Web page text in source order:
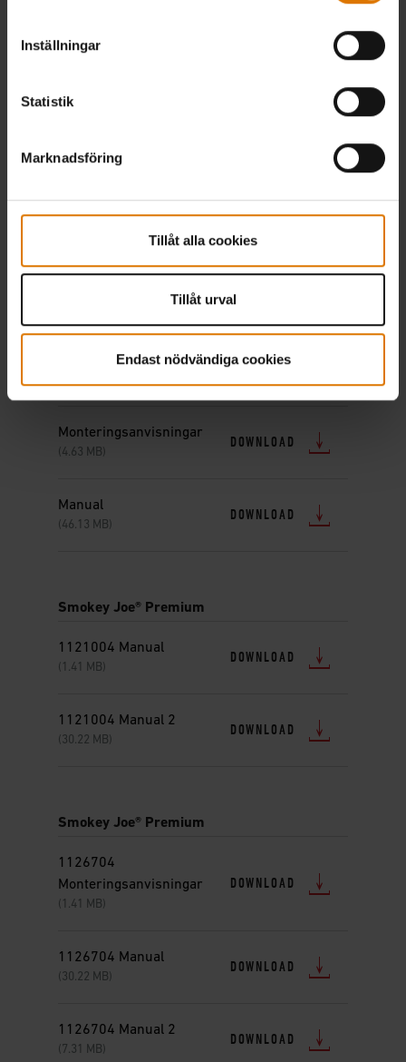
Inställningar
Statistik
Marknadsföring
Tillåt alla cookies
Tillåt urval
Endast nödvändiga cookies
(72.37 KB)
13601004 Manual
DOWNLOAD
Monteringsanvisningar
(4.63 MB)
DOWNLOAD
Manual
(46.13 MB)
DOWNLOAD
Smokey Joe® Premium
1121004 Manual
(1.41 MB)
DOWNLOAD
1121004 Manual 2
(30.22 MB)
DOWNLOAD
Smokey Joe® Premium
1126704
Monteringsanvisningar
(1.41 MB)
DOWNLOAD
1126704 Manual
(30.22 MB)
DOWNLOAD
1126704 Manual 2
(7.31 MB)
DOWNLOAD